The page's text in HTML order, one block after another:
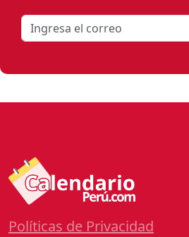
Políticas de Privacidad